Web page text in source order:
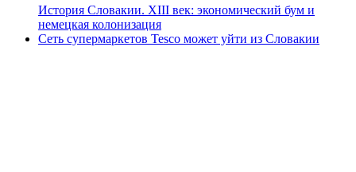
История Словакии. XIII век: экономический бум и
немецкая колонизация
Сеть супермаркетов Tesco может уйти из Словакии